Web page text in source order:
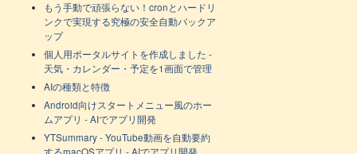
もう手動で頑張らない！cronとハードリ
ンクで実現する究極の安全自動バックア
ップ
個人用ポータルサイトを作成しました -
天気・カレンダー・予定を1画面で管理
AIの種類と特徴
Android向けスタートメニュー風のホー
ムアプリ - AIでアプリ開発
YTSummary - YouTube動画を自動要約